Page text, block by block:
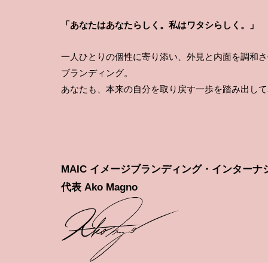
「あなたはあなたらしく。私はワタシらしく。」
一人ひとりの個性に寄り添い、外見と内面を調和
ブランディング。
あなたも、本来の自分を取り戻す一歩を踏み出し
MAIC イメージブランディング・インターナ
代表 Ako Magno